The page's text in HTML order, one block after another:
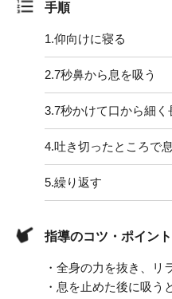
手順
1.仰向けに寝る
2.7秒鼻から息を吸う
3.7秒かけて口から細く
4.吐き切ったところで
5.繰り返す
指導のコツ・ポイント
・全身の力を抜き、リ
・息を止めた後に吸う